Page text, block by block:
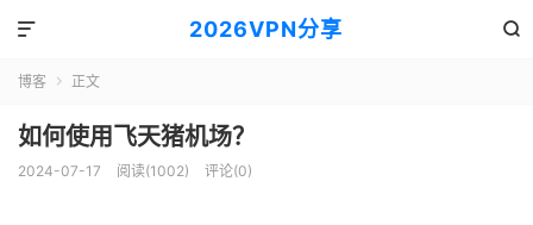
2026VPN分享 

博客  正文
如何使用飞天猪机场？
2024-07-17 阅读(1002) 评论(0)